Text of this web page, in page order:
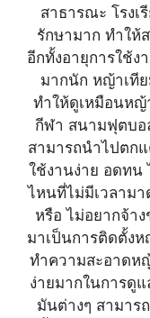
สาธารณะ โรงเ
รักษามาก ทำให้
อีกทั้งอายุการใช้
มากนัก หญ้าเทีย
ทำให้ดูเหมือนหญ้
กีฬา สนามฟุตบอ
สามารถนำไปตก
ใช้งานง่าย อดทน
ไหนที่ไม่มีเวลาม
หรือ ไม่อยากจ้า
มาเป็นการติดตั้ง
ทำความสะอาดห
ง่ายมากในการดู
มันต่างๆ สามาร